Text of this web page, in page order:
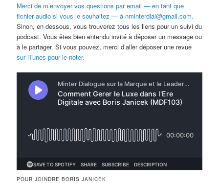
Merci de m’envoyer vos questions par email — en tant que
fichier audio si vous le souhaitez — à nminterdial@gmail.com.
Sinon, en dessous, vous trouverez tous les liens pour un suivi du
podcast. Vous êtes bien entendu invité à déposer un message ou
à le partager. Si vous pouvez, merci d’aller déposer une revue
sur iTunes pour le noter.
POUR JOINDRE BORIS JANICEK